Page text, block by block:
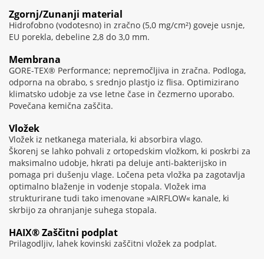
Zgornj/Zunanji material
Hidrofobno (vodotesno) in zračno (5,0 mg/cm²) goveje usnje,
EU porekla, debeline 2,8 do 3,0 mm.
Membrana
GORE-TEX® Performance; nepremočljiva in zračna. Podloga,
odporna na obrabo, s srednjo plastjo iz flisa. Optimizirano
klimatsko udobje za vse letne čase in čezmerno uporabo.
Povečana kemična zaščita.
Vložek
Vložek iz netkanega materiala, ki absorbira vlago.
Škorenj se lahko pohvali z ortopedskim vložkom, ki poskrbi za
maksimalno udobje, hkrati pa deluje anti-bakterijsko in
pomaga pri dušenju vlage. Ločena peta vložka pa zagotavlja
optimalno blaženje in vodenje stopala. Vložek ima
strukturirane tudi tako imenovane »AIRFLOW« kanale, ki
skrbijo za ohranjanje suhega stopala.
HAIX® Zaščitni podplat
Prilagodljiv, lahek kovinski zaščitni vložek za podplat.